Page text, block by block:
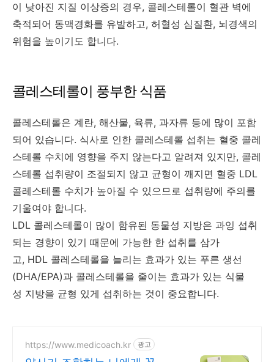
이 낮아진 지질 이상증의 경우, 콜레스테롤이 혈관 벽에
축적되어 동맥경화를 유발하고, 허혈성 심질환, 뇌경색의
위험을 높이기도 합니다.
콜레스테롤이 풍부한 식품
콜레스테롤은 계란, 해산물, 육류, 과자류 등에 많이 포함
되어 있습니다. 식사로 인한 콜레스테롤 섭취는 혈중 콜레
스테롤 수치에 영향을 주지 않는다고 알려져 있지만, 콜레
스테롤 섭취량이 조절되지 않고 균형이 깨지면 혈중 LDL
콜레스테롤 수치가 높아질 수 있으므로 섭취량에 주의를
기울여야 합니다.
LDL 콜레스테롤이 많이 함유된 동물성 지방은 과잉 섭취
되는 경향이 있기 때문에 가능한 한 섭취를 삼가
고, HDL 콜레스테롤을 늘리는 효과가 있는 푸른 생선
(DHA/EPA)과 콜레스테롤을 줄이는 효과가 있는 식물
성 지방을 균형 있게 섭취하는 것이 중요합니다.
https://www.medicoach.kr 광고